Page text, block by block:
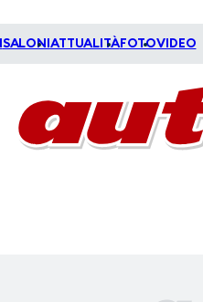
SALONI ATTUALITÀFOTOVIDEO